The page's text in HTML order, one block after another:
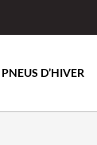
PNEUS D’HIVER